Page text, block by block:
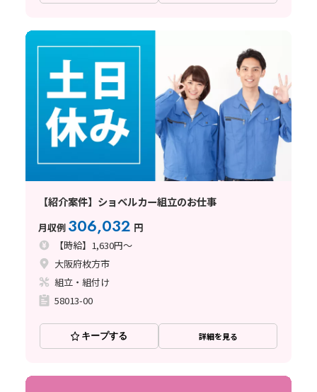
【紹介案件】ショベルカー組立のお仕事
月収例 306,032 円
【時給】1,630円～
大阪府枚方市
組立・組付け
58013-00
キープする 詳細を見る